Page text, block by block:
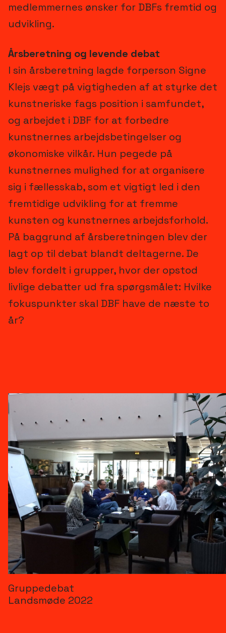
medlemmernes ønsker for DBFs fremtid og
udvikling.
Årsberetning og levende debat
I sin årsberetning lagde forperson Signe
Klejs vægt på vigtigheden af at styrke det
kunstneriske fags position i samfundet,
og arbejdet i DBF for at forbedre
kunstnernes arbejdsbetingelser og
økonomiske vilkår. Hun pegede på
kunstnernes mulighed for at organisere
sig i fællesskab, som et vigtigt led i den
fremtidige udvikling for at fremme
kunsten og kunstnernes arbejdsforhold.
På baggrund af årsberetningen blev der
lagt op til debat blandt deltagerne. De
blev fordelt i grupper, hvor der opstod
livlige debatter ud fra spørgsmålet: Hvilke
fokuspunkter skal DBF have de næste to
år?
Gruppedebat
Landsmøde 2022